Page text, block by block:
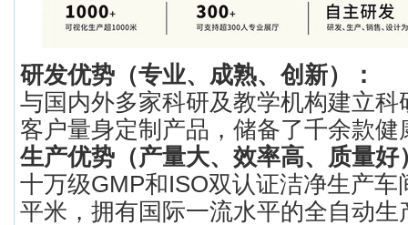
研发优势（专业、成熟、创新）：
与国内外多家科研及教学机构建立科
客户量身定制产品，储备了千余款健
生产优势（产量大、效率高、质量好
十万级GMP和ISO双认证洁净生产车
平米，拥有国际一流水平的全自动生